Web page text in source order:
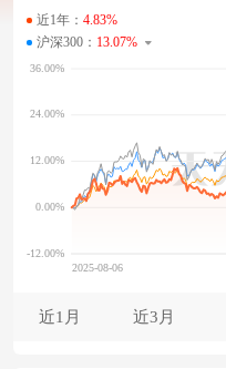
近1年： 4.83%
沪深300： 13.07%
近1月 近3月